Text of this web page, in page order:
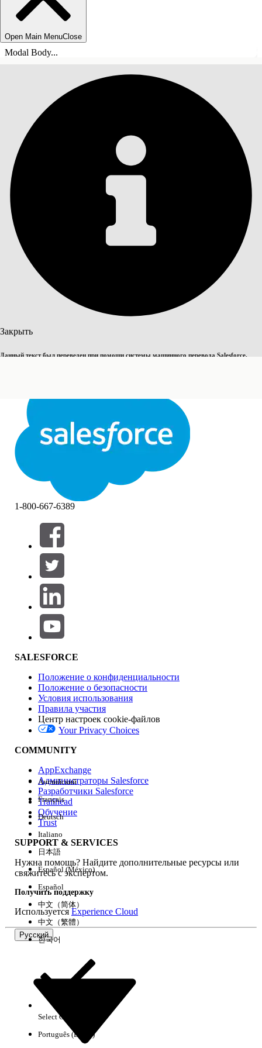
Open Main MenuClose
Modal Body...
Закрыть
Данный текст был переведен при помощи системы машинного перевода Salesforce.
Закрыть
СОДЕРЖАНИЕ
Фильтры (0)
ВЫБРАТЬ ФИЛЬТРЫ
Область продуктов
Влияние на функции
Версия
Возможности
Очистить все Готово
Результаты отсутствуют
1-800-667-6389
SALESFORCE
Положение о конфиденциальности
Положение о безопасности
Условия использования
Правила участия
Центр настроек cookie-файлов
Your Privacy Choices
COMMUNITY
AppExchange
Администраторы Salesforce
Разработчики Salesforce
Trailhead
Обучение
Trust
SUPPORT & SERVICES
Нужна помощь? Найдите дополнительные ресурсы или
свяжитесь с экспертом.
Получить поддержку
ИспользуетсяExperience Cloud
Русский
Английский
Français
Deutsch
Italiano
日本語
Español (México)
Español
中文（简体）
中文（繁體）
한국어
Select Org
Português (Brasil)